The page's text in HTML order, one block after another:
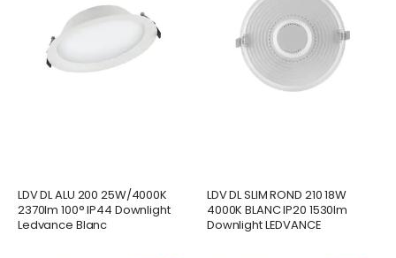
LDV DL ALU 200 25W/4000K
2370lm 100° IP44 Downlight
Ledvance Blanc
LDV DL SLIM ROND 210 18W
4000K BLANC IP20 1530lm
Downlight LEDVANCE